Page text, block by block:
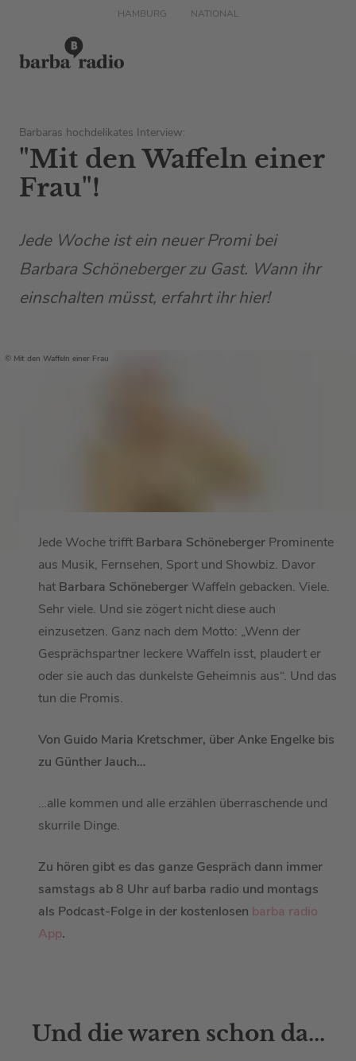
HAMBURG NATIONAL
Barbaras hochdelikates Interview:
"Mit den Waffeln einer
Frau"!
Jede Woche ist ein neuer Promi bei
Barbara Schöneberger zu Gast. Wann ihr
einschalten müsst, erfahrt ihr hier!
Mit den Waffeln einer Frau
Jede Woche trifft Barbara Schöneberger Prominente
aus Musik, Fernsehen, Sport und Showbiz. Davor
hat Barbara Schöneberger Waffeln gebacken. Viele.
Sehr viele. Und sie zögert nicht diese auch
einzusetzen. Ganz nach dem Motto: „Wenn der
Gesprächspartner leckere Waffeln isst, plaudert er
oder sie auch das dunkelste Geheimnis aus“. Und das
tun die Promis.
Von Guido Maria Kretschmer, über Anke Engelke bis
zu Günther Jauch…
…alle kommen und alle erzählen überraschende und
skurrile Dinge.
Zu hören gibt es das ganze Gespräch dann immer
samstags ab 8 Uhr auf barba radio und montags
als Podcast-Folge in der kostenlosen barba radio
App.
Und die waren schon da...